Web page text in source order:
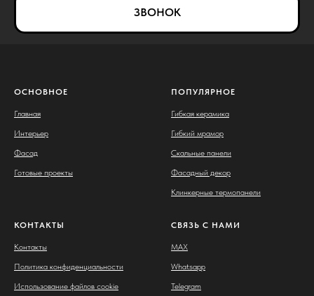
ЗВОНОК
ОСНОВНОЕ
Главная
Интерьер
Фасад
Готовые проекты
ПОПУЛЯРНОЕ
Гибкая керамика
Гибкий мрамор
Скальные панели
Фасадный декор
Клинкерные термопанели
КОНТАКТЫ
Контакты
Политика конфиденциальности
Использование файлов cookie
СВЯЗЬ С НАМИ
MAX
Whatsapp
Telegram